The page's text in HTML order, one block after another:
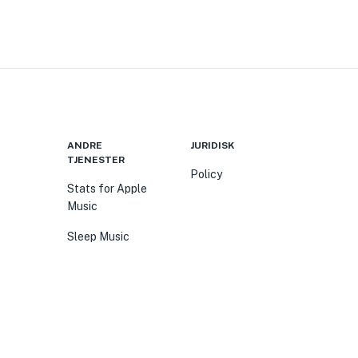
ANDRE
TJENESTER
Stats for Apple
Music
Sleep Music
JURIDISK
Policy